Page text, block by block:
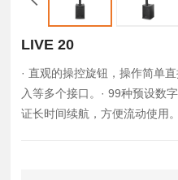
LIVE 20
· 直观的操控旋钮，操作简单
入等多个接口。· 99种预设数
证长时间续航，方便流动使用。